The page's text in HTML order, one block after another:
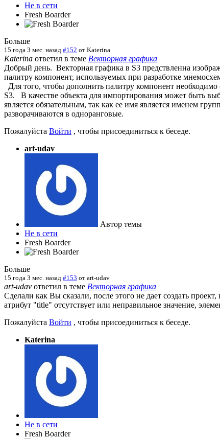
Не в сети
Fresh Boarder
Больше
15 года 3 мес. назад #152 от Katerina
Katerina ответил в теме Векторная графика
Добрый день. Векторная графика в S3 предствленна
палитру компонент, используемых при разработке
Для того, чтобы дополнить палитру компонент
S3. В качестве объекта для импортирования может быть
является обязательным, так как ее имя является именем
разворачиваются в одноранговые.
Пожалуйста Войти , чтобы присоединиться к беседе.
art-udav
Автор темы
Не в сети
Fresh Boarder
Больше
15 года 3 мес. назад #153 от art-udav
art-udav ответил в теме Векторная графика
Сделали как Вы сказали, после этого не дает создать
атрибут "title" отсутствует или неправильное значение,
Пожалуйста Войти , чтобы присоединиться к беседе.
Katerina
Не в сети
Fresh Boarder